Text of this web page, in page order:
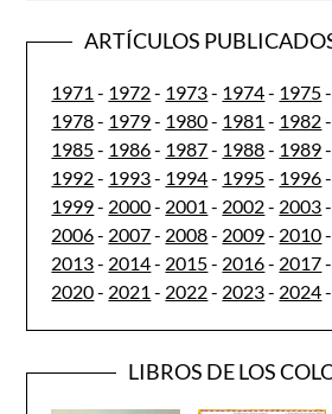
ARTÍCULOS
1971 - 1972- 1973- 1974- 1975-
1978- 1979- 1980- 1981 - 1982-
1985- 1986- 1987- 1988- 1989-
1992- 1993- 1994- 1995- 1996-
1999- 2000- 2001 - 2002- 2003-
2006- 2007- 2008- 2009- 2010-
2013- 2014- 2015- 2016- 2017-
2020- 2021 - 2022- 2023- 2024-
LIBROS DE LOS